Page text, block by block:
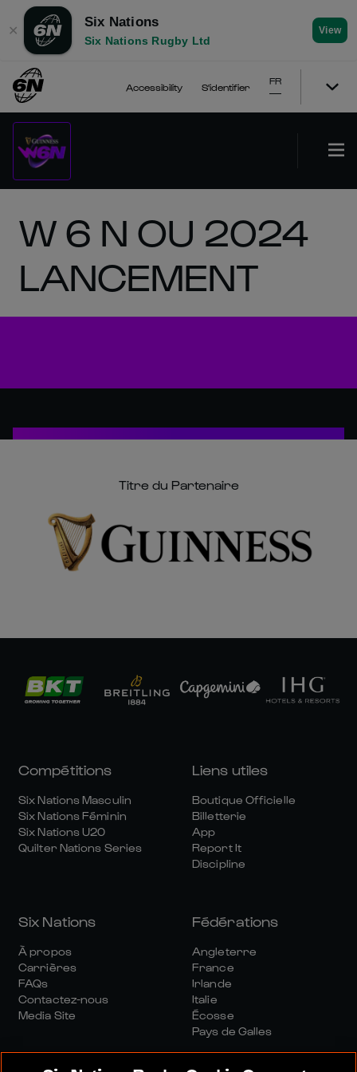
✕
Six Nations
Six Nations Rugby Ltd
View
Accessibility S'identifier
FR
W 6 N OU 2024
LANCEMENT
Titre du Partenaire
Compétitions
Six Nations Masculin
Six Nations Féminin
Six Nations U20
Quilter Nations Series
Liens utiles
Boutique Officielle
Billetterie
App
Report It
Discipline
Six Nations
À propos
Carrières
FAQs
Contactez-nous
Media Site
Fédérations
Angleterre
France
Irlande
Italie
Écosse
Pays de Galles